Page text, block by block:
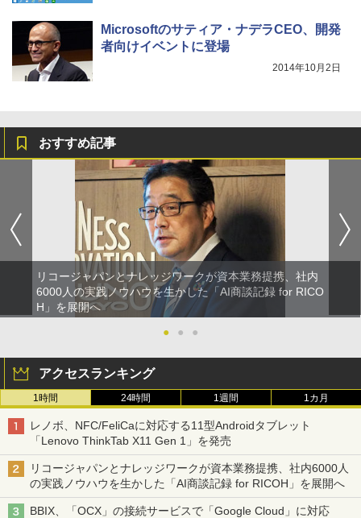
Microsoftのサティア・ナデラCEO、開発
者向けイベントに登場
2014年10月2日
おすすめ記事
リコージャパンとナレッジワークが資本業務提携、社内
6000人の実践ノウハウを生かした「AI商談記録 for RICO
H」を展開へ
●
● ●
アクセスランキング
1時間 24時間 1週間 1カ月
レノボ、NFC/FeliCaに対応する11型Androidタブレット
「Lenovo ThinkTab X11 Gen 1」を発売
リコージャパンとナレッジワークが資本業務提携、社内6000人
の実践ノウハウを生かした「AI商談記録 for RICOH」を展開へ
BBIX、「OCX」の接続サービスで「Google Cloud」に対応